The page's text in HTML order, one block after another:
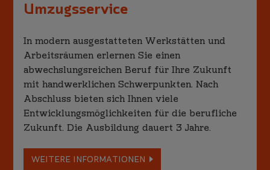
Umzugsservice
In modern ausgestatteten Werkstätten und
Arbeitsräumen erlernen Sie einen
abwechslungsreichen Beruf für Ihre Zukunft
mit handwerklichen Schwerpunkten. Nach
Abschluss bieten sich Ihnen viele
Entwicklungsmöglichkeiten für die berufliche
Zukunft. Die Ausbildung dauert 3 Jahre.
WEITERE INFORMATIONEN